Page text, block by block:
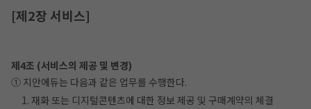
[제2장 서비스]
제4조 (서비스의 제공 및 변경)
① 지안에듀는 다음과 같은 업무를 수행한다.
1. 재화 또는 디지털콘텐츠에 대한 정보 제공 및 구매계약의 체결